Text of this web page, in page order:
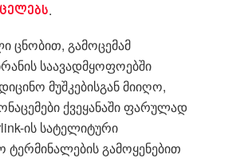
.
ცნობით, გამოცემამ
საავადმყოფოებში
მუშკებისგან მიიღო,
ქვეყანაში ფარულად
ის სატელიტური
ტერმინალების გამოყენებით